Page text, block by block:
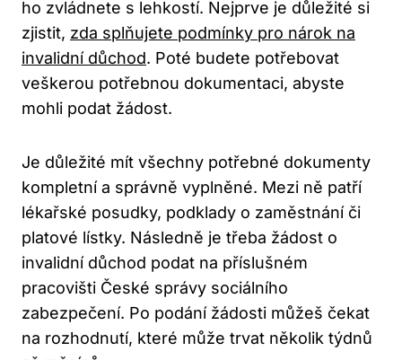
ho zvládnete s lehkostí. Nejprve je důležité si
zjistit, zda splňujete podmínky pro nárok na
invalidní důchod. Poté budete potřebovat
veškerou potřebnou dokumentaci, abyste
mohli podat žádost.
Je důležité mít všechny potřebné dokumenty
kompletní a správně vyplněné. Mezi ně patří
lékařské posudky, podklady o zaměstnání či
platové lístky. Následně je třeba žádost o
invalidní důchod podat na příslušném
pracovišti České správy sociálního
zabezpečení. Po podání žádosti můžeš čekat
na rozhodnutí, které může trvat několik týdnů